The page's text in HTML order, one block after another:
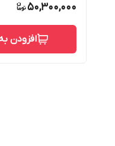
50,300,000
افزودن